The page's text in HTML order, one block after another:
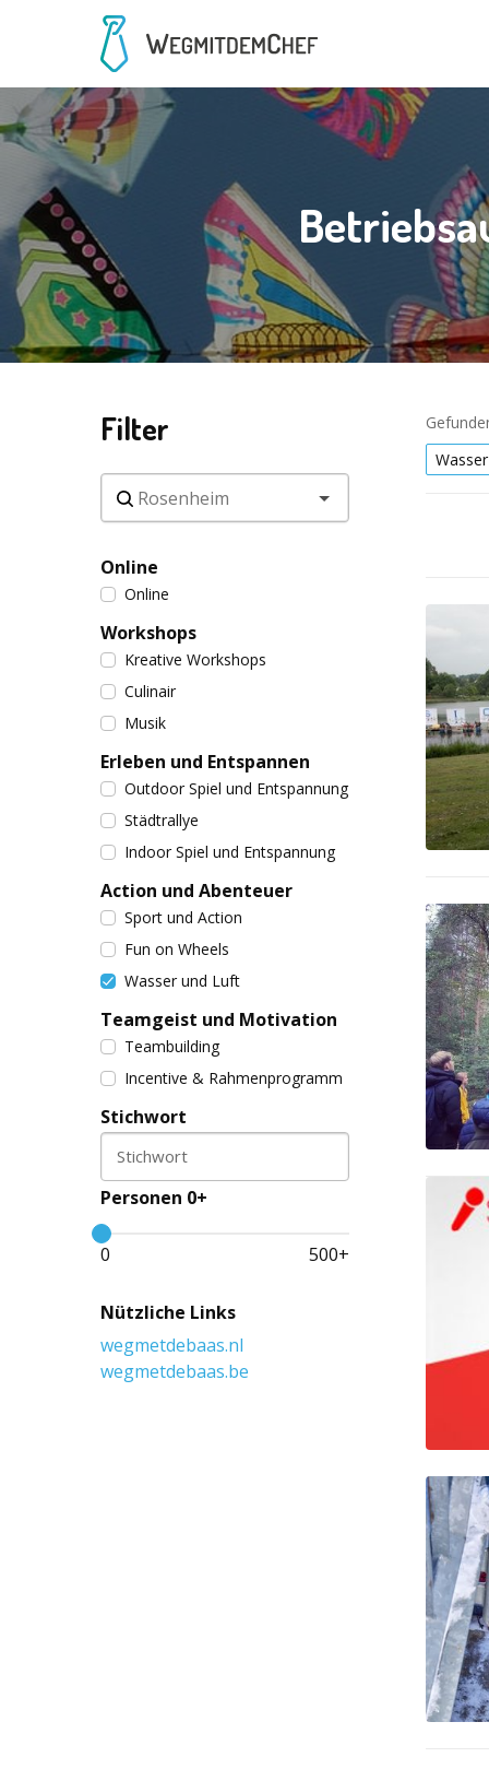
Filter
Online
Online
Workshops
Kreative Workshops
Culinair
Musik
Erleben und Entspannen
Outdoor Spiel und Entspannung
Städtrallye
Indoor Spiel und Entspannung
Action und Abenteuer
Sport und Action
Fun on Wheels
Wasser und Luft
Teamgeist und Motivation
Teambuilding
Incentive & Rahmenprogramm
Stichwort
Stichwort
Personen 0+
0 500+
Nützliche Links
wegmetdebaas.nl
wegmetdebaas.be